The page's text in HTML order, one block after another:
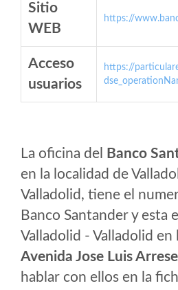
Sitio
WEB
https://
Acceso
usuarios
https://
La oficina del Banco
en la localidad de
Valladolid, tiene el
Banco Santander y esta
Valladolid - Valladolid en
Avenida Jose Luis
hablar con ellos en la